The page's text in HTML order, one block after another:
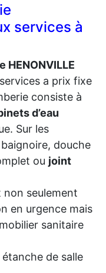
services à
a prix fixe
consiste à
d’eau
Sur les
douche
ou joint
seulement
en urgence mais
sanitaire
de salle